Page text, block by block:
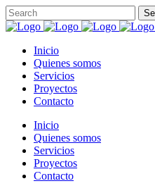
Inicio
Quienes somos
Servicios
Proyectos
Contacto
Inicio
Quienes somos
Servicios
Proyectos
Contacto